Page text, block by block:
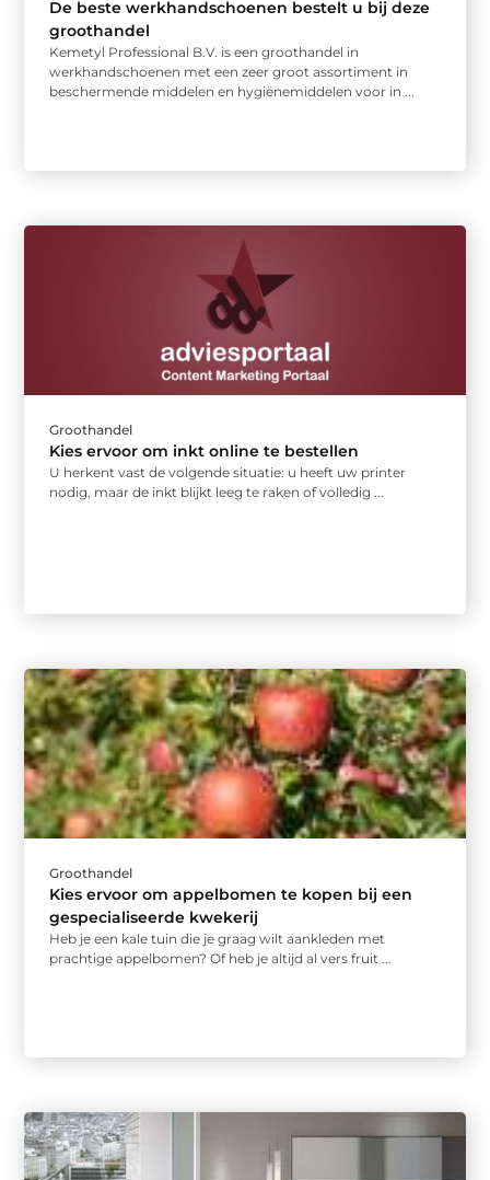
De beste werkhandschoenen bestelt u bij deze
groothandel
Kemetyl Professional B.V. is een groothandel in
werkhandschoenen met een zeer groot assortiment in
beschermende middelen en hygiënemiddelen voor in ...
Groothandel
Kies ervoor om inkt online te bestellen
U herkent vast de volgende situatie: u heeft uw printer
nodig, maar de inkt blijkt leeg te raken of volledig ...
Groothandel
Kies ervoor om appelbomen te kopen bij een
gespecialiseerde kwekerij
Heb je een kale tuin die je graag wilt aankleden met
prachtige appelbomen? Of heb je altijd al vers fruit ...